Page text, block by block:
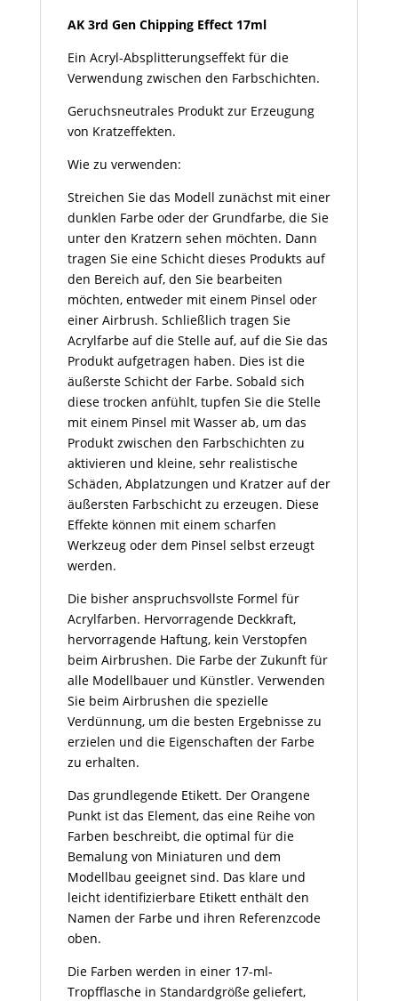
MengeAK 3rd Gen Chipping Effect 17ml
Ein Acryl-Absplitterungseffekt für die
Verwendung zwischen den Farbschichten.
Geruchsneutrales Produkt zur Erzeugung
von Kratzeffekten.
Wie zu verwenden:
Streichen Sie das Modell zunächst mit einer
dunklen Farbe oder der Grundfarbe, die Sie
unter den Kratzern sehen möchten. Dann
tragen Sie eine Schicht dieses Produkts auf
den Bereich auf, den Sie bearbeiten
möchten, entweder mit einem Pinsel oder
einer Airbrush. Schließlich tragen Sie
Acrylfarbe auf die Stelle auf, auf die Sie das
Produkt aufgetragen haben. Dies ist die
äußerste Schicht der Farbe. Sobald sich
diese trocken anfühlt, tupfen Sie die Stelle
mit einem Pinsel mit Wasser ab, um das
Produkt zwischen den Farbschichten zu
aktivieren und kleine, sehr realistische
Schäden, Abplatzungen und Kratzer auf der
äußersten Farbschicht zu erzeugen. Diese
Effekte können mit einem scharfen
Werkzeug oder dem Pinsel selbst erzeugt
werden.
Die bisher anspruchsvollste Formel für
Acrylfarben. Hervorragende Deckkraft,
hervorragende Haftung, kein Verstopfen
beim Airbrushen. Die Farbe der Zukunft für
alle Modellbauer und Künstler. Verwenden
Sie beim Airbrushen die spezielle
Verdünnung, um die besten Ergebnisse zu
erzielen und die Eigenschaften der Farbe
zu erhalten.
Das grundlegende Etikett. Der Orangene
Punkt ist das Element, das eine Reihe von
Farben beschreibt, die optimal für die
Bemalung von Miniaturen und dem
Modellbau geeignet sind. Das klare und
leicht identifizierbare Etikett enthält den
Namen der Farbe und ihren Referenzcode
oben.
Die Farben werden in einer 17-ml-
Tropfflasche in Standardgröße geliefert,